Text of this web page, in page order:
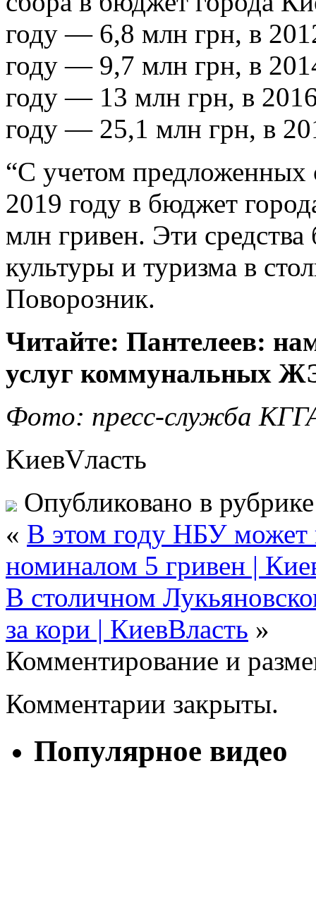
году — 6,8 млн грн, в
году — 9,7 млн грн, в
году — 13 млн грн, в
году — 25,1 млн грн, в
“С учетом предложенных
2019 году в бюджет
млн гривен. Эти средства
культуры и туризма в
Поворозник.
Читайте: Пантелеев:
услуг коммунальных
Фото: пресс-служба
KиевVласть
Опубликовано в
« В этом году НБУ может
номиналом 5 гривен |
В столичном
за кори | КиевВласть »
Комментирование и
Комментарии закрыты.
Популярное видео